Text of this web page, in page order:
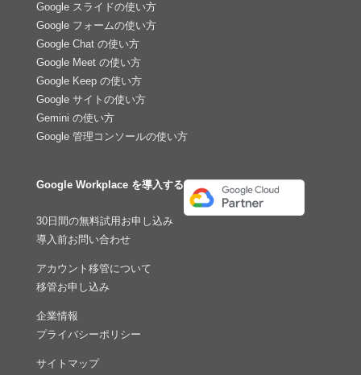
Google スライドの使い方
Google フォームの使い方
Google Chat の使い方
Google Meet の使い方
Google Keep の使い方
Google サイトの使い方
Gemini の使い方
Google 管理コンソールの使い方
Google Workplace を導入する
30日間の無料試用お申し込み
導入前お問い合わせ
アカウント移管について
移管お申し込み
企業情報
プライバシーポリシー
サイトマップ